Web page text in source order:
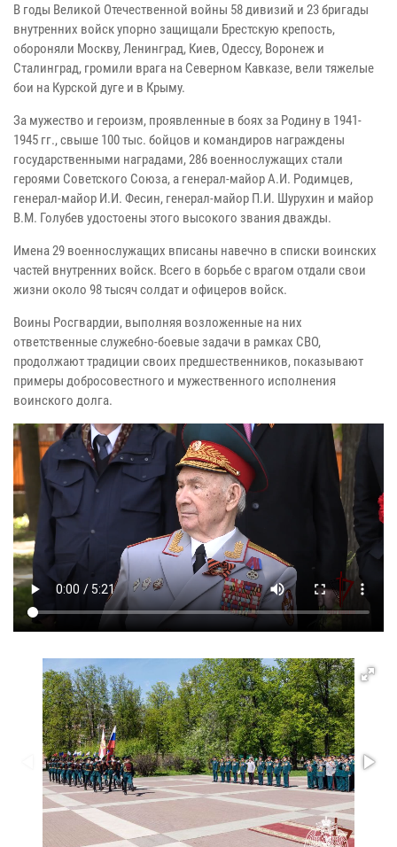
В годы Великой Отечественной войны 58 дивизий и 23 бригады
внутренних войск упорно защищали Брестскую крепость,
обороняли Москву, Ленинград, Киев, Одессу, Воронеж и
Сталинград, громили врага на Северном Кавказе, вели тяжелые
бои на Курской дуге и в Крыму.
За мужество и героизм, проявленные в боях за Родину в 1941-
1945 гг., свыше 100 тыс. бойцов и командиров награждены
государственными наградами, 286 военнослужащих стали
героями Советского Союза, а генерал-майор А.И. Родимцев,
генерал-майор И.И. Фесин, генерал-майор П.И. Шурухин и майор
В.М. Голубев удостоены этого высокого звания дважды.
Имена 29 военнослужащих вписаны навечно в списки воинских
частей внутренних войск. Всего в борьбе с врагом отдали свои
жизни около 98 тысяч солдат и офицеров войск.
Воины Росгвардии, выполняя возложенные на них
ответственные служебно-боевые задачи в рамках СВО,
продолжают традиции своих предшественников, показывают
примеры добросовестного и мужественного исполнения
воинского долга.